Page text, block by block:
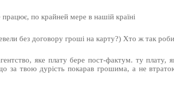
по крайней мере в нашій країні
без договору гроші на карту?) Хто ж так
яке плату бере пост-фактум. ту плату,
за твою дурість покарав грошима, а не